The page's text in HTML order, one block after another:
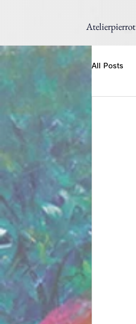
Atelierpierrot
All Posts